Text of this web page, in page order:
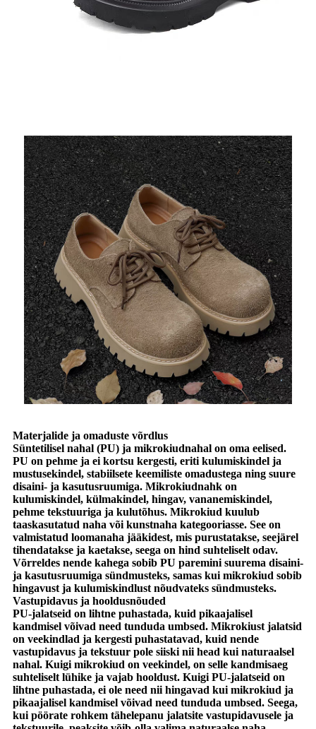
Materjalide ja omaduste võrdlus
Süntetilisel nahal (PU) ja mikrokiudnahal on oma eelised.
PU on pehme ja ei kortsu kergesti, eriti kulumiskindel ja
mustusekindel, stabiilsete keemiliste omadustega ning suure
disaini- ja kasutusruumiga. Mikrokiudnahk on
kulumiskindel, külmakindel, hingav, vananemiskindel,
pehme tekstuuriga ja kulutõhus. Mikrokiud kuulub
taaskasutatud naha või kunstnaha kategooriasse. See on
valmistatud loomanaha jääkidest, mis purustatakse, seejärel
tihendatakse ja kaetakse, seega on hind suhteliselt odav.
Võrreldes nende kahega sobib PU paremini suurema disaini-
ja kasutusruumiga sündmusteks, samas kui mikrokiud sobib
hingavust ja kulumiskindlust nõudvateks sündmusteks.
Vastupidavus ja hooldusnõuded
PU-jalatseid on lihtne puhastada, kuid pikaajalisel
kandmisel võivad need tunduda umbsed. Mikrokiust jalatsid
on veekindlad ja kergesti puhastatavad, kuid nende
vastupidavus ja tekstuur pole siiski nii head kui naturaalsel
nahal. Kuigi mikrokiud on veekindel, on selle kandmisaeg
suhteliselt lühike ja vajab hooldust. Kuigi PU-jalatseid on
lihtne puhastada, ei ole need nii hingavad kui mikrokiud ja
pikaajalisel kandmisel võivad need tunduda umbsed. Seega,
kui pöörate rohkem tähelepanu jalatsite vastupidavusele ja